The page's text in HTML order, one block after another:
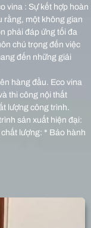
vina : Sự kết hợp hoàn
rằng, một không gian
phải đáp ứng tối đa
chú trọng đến việc
đến những giải
hàng đầu. Eco vina
thi công nội thất
lượng công trình.
sản xuất hiện đại:
lượng: * Bảo hành